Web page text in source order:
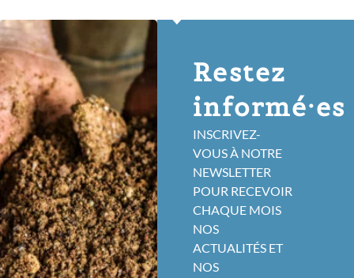
Restez
informé·es
INSCRIVEZ-
VOUS À NOTRE
NEWSLETTER
POUR RECEVOIR
CHAQUE MOIS
NOS
ACTUALITÉS ET
NOS